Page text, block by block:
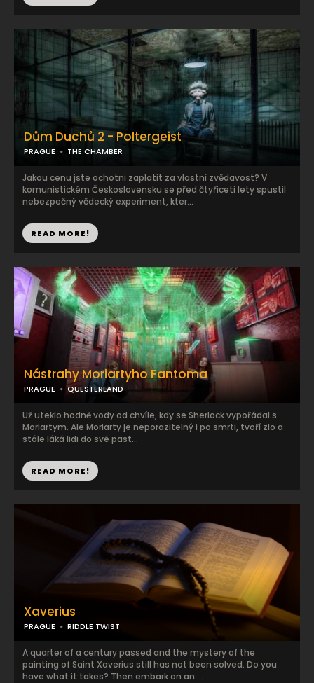
Dům Duchů 2 - Poltergeist
PRAGUE THE CHAMBER
Jakou cenu jste ochotni zaplatit za vlastní zvědavost? V
komunistickém Československu se před čtyřiceti lety spustil
nebezpečný vědecký experiment, kter...
READ MORE!
Nástrahy Moriartyho Fantoma
PRAGUE QUESTERLAND
Už uteklo hodně vody od chvíle, kdy se Sherlock vypořádal s
Moriartym. Ale Moriarty je neporazitelný i po smrti, tvoří zlo a
stále láká lidi do své past...
READ MORE!
Xaverius
PRAGUE RIDDLE TWIST
A quarter of a century passed and the mystery of the
painting of Saint Xaverius still has not been solved. Do you
have what it takes? Then embark on an ...